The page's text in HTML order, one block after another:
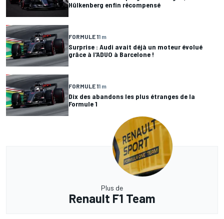
Hülkenberg enfin récompensé
FORMULE 11 m
Surprise : Audi avait déjà un moteur évolué
grâce à l'ADUO à Barcelone !
FORMULE 11 m
Dix des abandons les plus étranges de la
Formule 1
Plus de
Renault F1 Team